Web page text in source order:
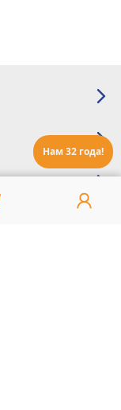
Нам 32 года!